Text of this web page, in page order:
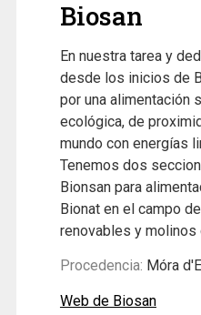
Biosan
En nuestra tarea y
desde los inicios de
por una alimentación
ecológica, de
mundo con energías
Tenemos dos
Bionsan para
Bionat en el campo
renovables y molinos
Procedencia: Móra
Web de Biosan